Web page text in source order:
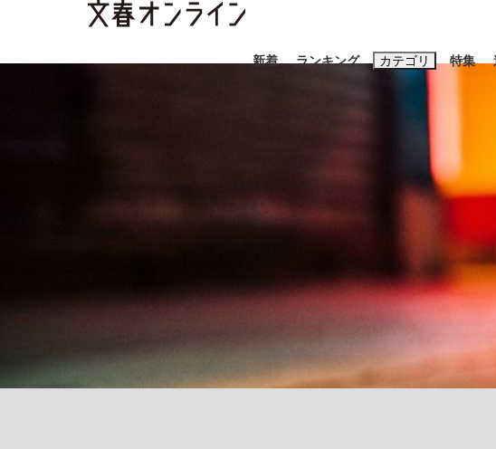
新着 ランキング カテゴリ
《BTS厳戒トーキョー滞在記》RM→渋谷で飲み会、JIN→
特集
おすすめのキーワードタグ
#藤田晋